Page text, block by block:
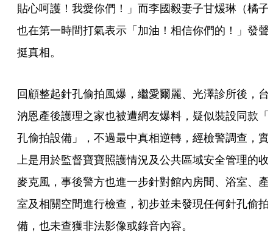
貼心呵護！我愛你們！」而李國毅妻子甘煖琳（橘子
也在第一時間打氣表示「加油！相信你們的！」發聲
挺真相。
回顧整起針孔偷拍風爆，繼愛爾麗、光澤診所後，台
汭恩產後護理之家也被遭網友爆料，疑似裝設同款「
孔偷拍設備」，不過最中真相逆轉，經檢警調查，實
上是用於監督寶寶照護情況及公共區域安全管理的收
麥克風，事後警方也進一步針對館內房間、浴室、產
室及相關空間進行檢查，初步並未發現任何針孔偷拍
備，也未查獲非法影像或錄音內容。